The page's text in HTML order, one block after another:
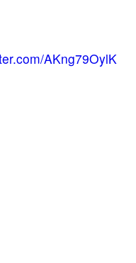
AKng79OylK